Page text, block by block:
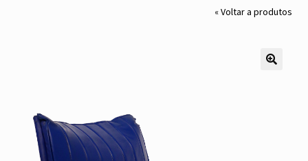
« Voltar a produtos